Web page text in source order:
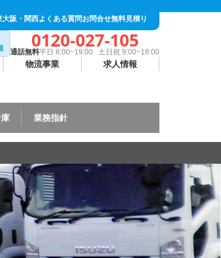
大阪・関西よくある質問お問合せ無料見積り
0120-027-105
通話無料平日 8:00~19:00 土日祝 9:00~18:00
物流事業 求人情報
業務指針